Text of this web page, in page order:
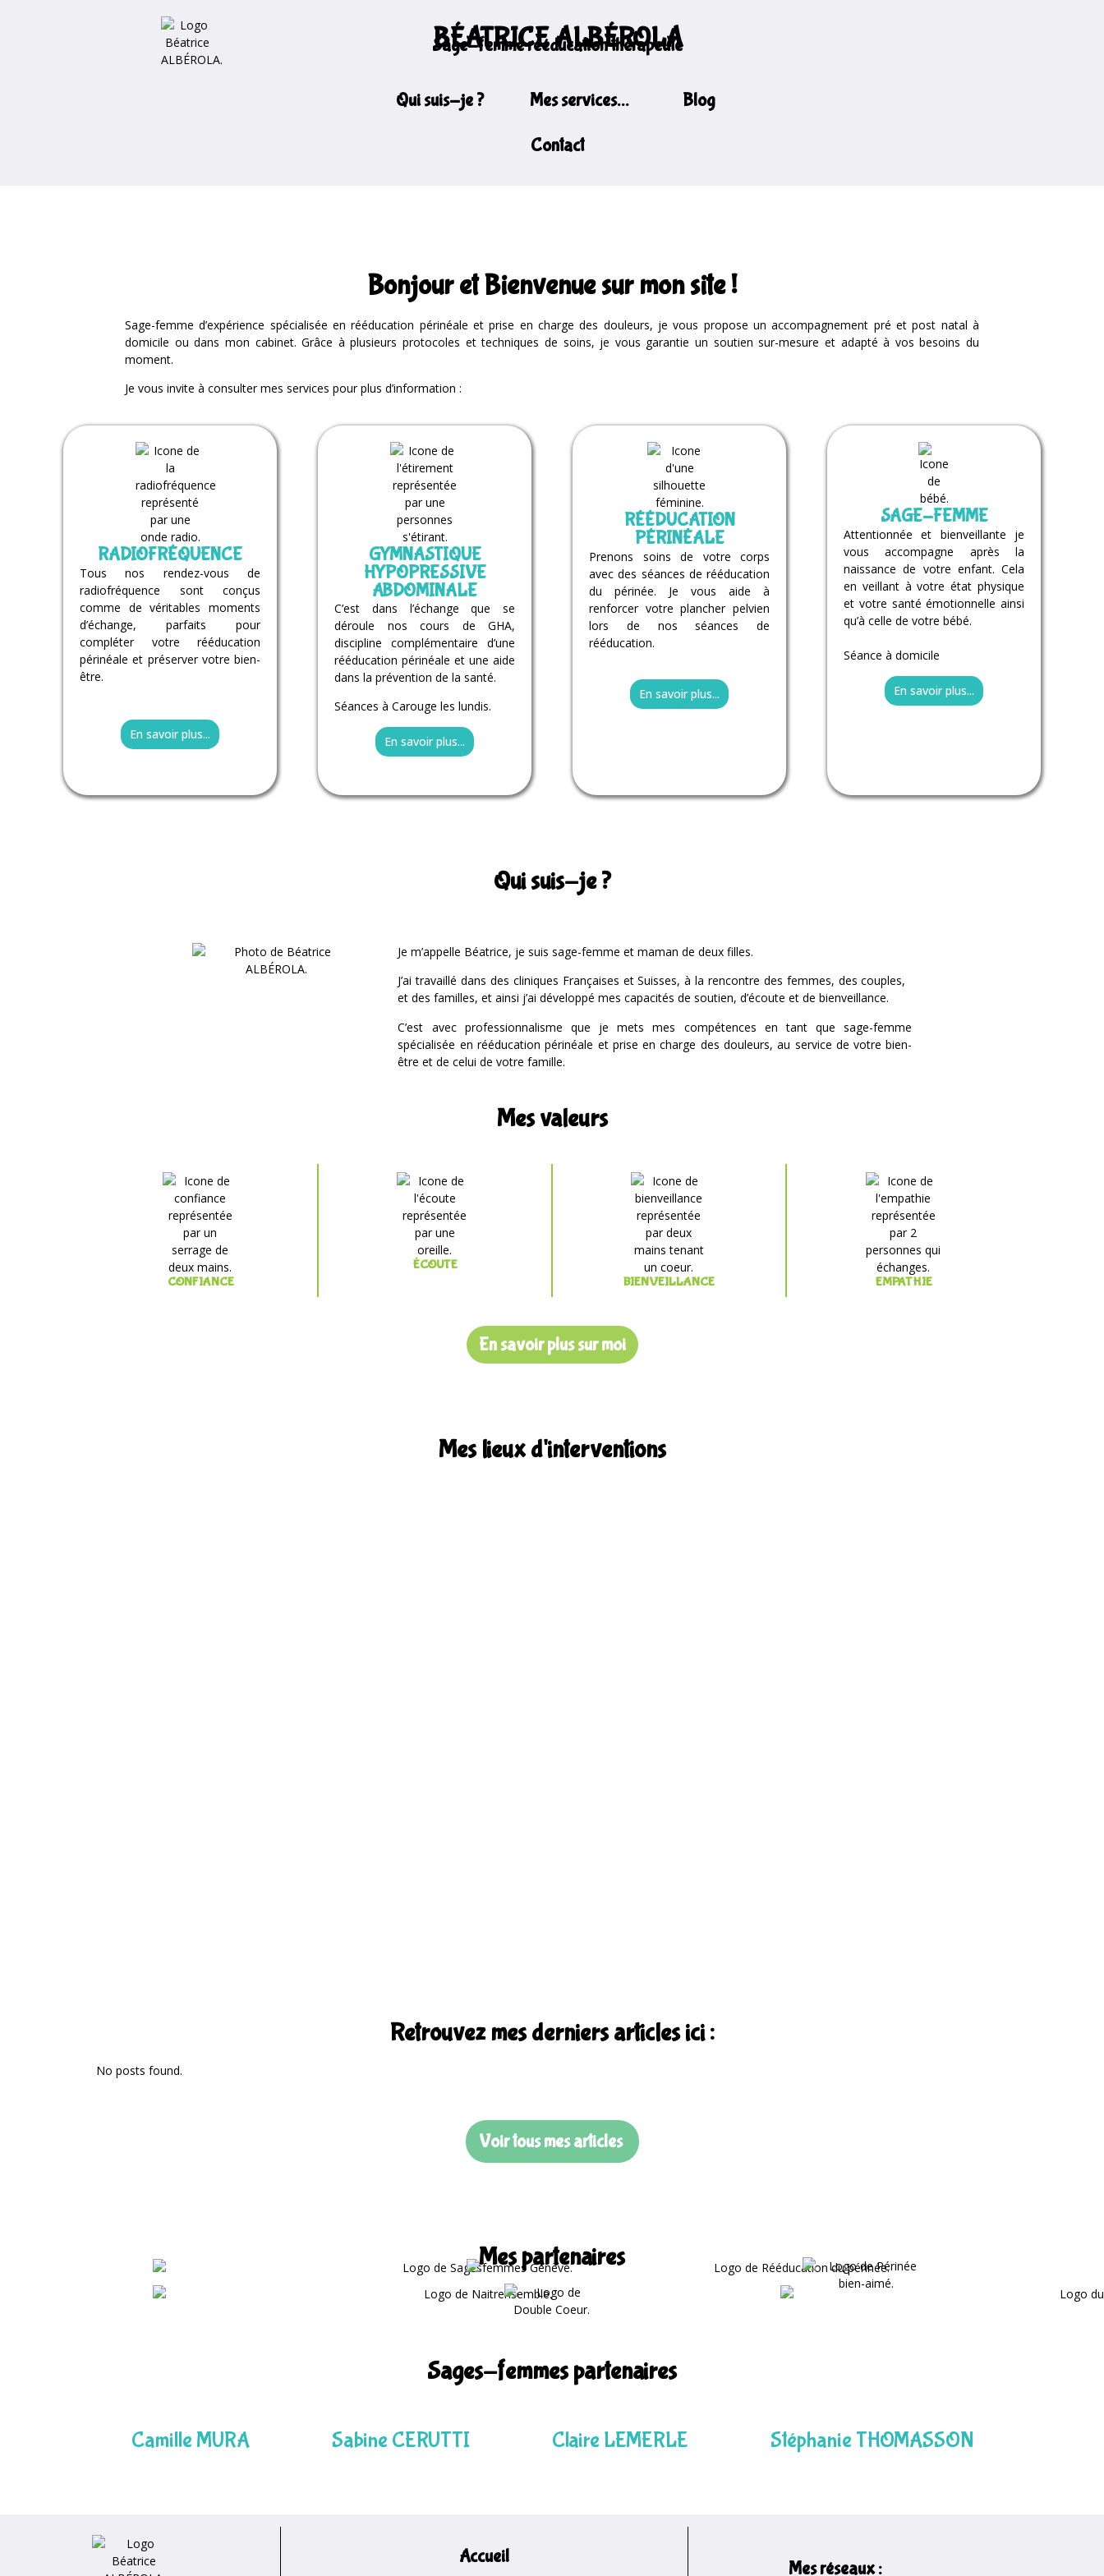
BÉATRICE ALBÉROLA
Sage-femme rééducation thérapeute
Qui suis-je ? Mes services… Blog
Contact
Bonjour et Bienvenue sur mon site !
Sage-femme d’expérience spécialisée en rééducation périnéale et prise en charge des douleurs, je vous propose un accompagnement pré et post natal à
domicile ou dans mon cabinet. Grâce à plusieurs protocoles et techniques de soins, je vous garantie un soutien sur-mesure et adapté à vos besoins du
moment.
Je vous invite à consulter mes services pour plus d’information :
RADIOFRÉQUENCE
Tous nos rendez-vous de
radiofréquence sont conçus
comme de véritables moments
d’échange, parfaits pour
compléter votre rééducation
périnéale et préserver votre bien-
être.
En savoir plus...
GYMNASTIQUE
HYPOPRESSIVE
ABDOMINALE
C’est dans l’échange que se
déroule nos cours de GHA,
discipline complémentaire d’une
rééducation périnéale et une aide
dans la prévention de la santé.
Séances à Carouge les lundis.
En savoir plus...
RÉÉDUCATION
PÉRINÉALE
Prenons soins de votre corps
avec des séances de rééducation
du périnée. Je vous aide à
renforcer votre plancher pelvien
lors de nos séances de
rééducation.
En savoir plus...
SAGE-FEMME
Attentionnée et bienveillante je
vous accompagne après la
naissance de votre enfant. Cela
en veillant à votre état physique
et votre santé émotionnelle ainsi
qu’à celle de votre bébé.
Séance à domicile
En savoir plus...
Qui suis-je ?
Je m’appelle Béatrice, je suis sage-femme et maman de deux filles.
J’ai travaillé dans des cliniques Françaises et Suisses, à la rencontre des femmes, des couples,
et des familles, et ainsi j’ai développé mes capacités de soutien, d’écoute et de bienveillance.
C’est avec professionnalisme que je mets mes compétences en tant que sage-femme
spécialisée en rééducation périnéale et prise en charge des douleurs, au service de votre bien-
être et de celui de votre famille.
Mes valeurs
CONFIANCE
ÉCOUTE
BIENVEILLANCE
EMPATHIE
En savoir plus sur moi
Mes lieux d'interventions
Retrouvez mes derniers articles ici :
No posts found.
Voir tous mes articles
Mes partenaires
Sages-femmes partenaires
Camille MURA Sabine CERUTTI Claire LEMERLE Stéphanie THOMASSON
Accueil
Mes réseaux :